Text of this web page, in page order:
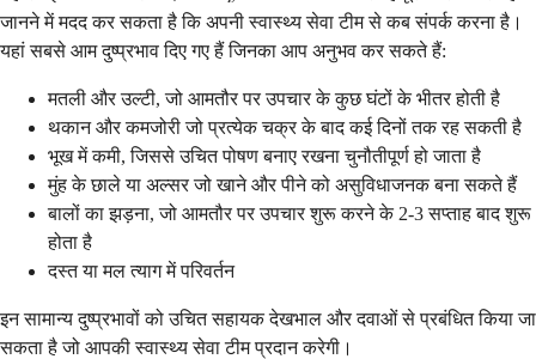
जानने में मदद कर सकता है कि अपनी स्वास्थ्य सेवा टीम से कब संपर्क करना है।
यहां सबसे आम दुष्प्रभाव दिए गए हैं जिनका आप अनुभव कर सकते हैं:
मतली और उल्टी, जो आमतौर पर उपचार के कुछ घंटों के भीतर होती है
थकान और कमजोरी जो प्रत्येक चक्र के बाद कई दिनों तक रह सकती है
भूख में कमी, जिससे उचित पोषण बनाए रखना चुनौतीपूर्ण हो जाता है
मुंह के छाले या अल्सर जो खाने और पीने को असुविधाजनक बना सकते हैं
बालों का झड़ना, जो आमतौर पर उपचार शुरू करने के 2-3 सप्ताह बाद शुरू
होता है
दस्त या मल त्याग में परिवर्तन
इन सामान्य दुष्प्रभावों को उचित सहायक देखभाल और दवाओं से प्रबंधित किया जा
सकता है जो आपकी स्वास्थ्य सेवा टीम प्रदान करेगी।